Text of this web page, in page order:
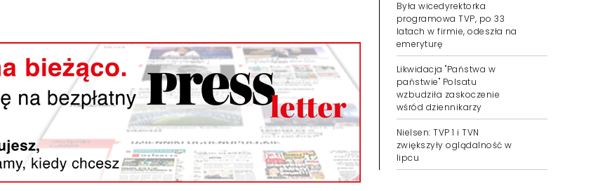
Była wicedyrektorka
programowa TVP, po 33
latach w firmie, odeszła na
emeryturę
Likwidacja "Państwa w
państwie" Polsatu
wzbudziła zaskoczenie
wśród dziennikarzy
Nielsen: TVP 1 i TVN
zwiększyły oglądalność w
lipcu